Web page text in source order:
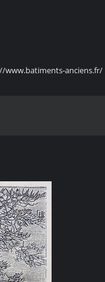
www.batiments-anciens.fr/